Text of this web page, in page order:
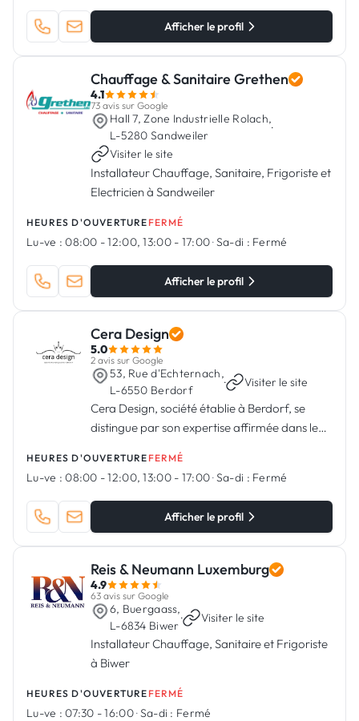
Afficher le profil
Chauffage & Sanitaire Grethen
4.1
73 avis sur Google
Hall 7, Zone Industrielle Rolach,
L-5280 Sandweiler
·
Visiter le site
Installateur Chauffage, Sanitaire, Frigoriste et
Electricien à Sandweiler
HEURES D'OUVERTURE FERMÉ
Lu-ve : 08:00 - 12:00, 13:00 - 17:00·Sa-di : Fermé
Afficher le profil
Cera Design
5.0
2 avis sur Google
53, Rue d'Echternach,
L-6550 Berdorf
· Visiter le site
Cera Design, société établie à Berdorf, se
distingue par son expertise affirmée dans le
de mosaïques, offrant également une gamme
complète de produits et de services dans le
secteur du revêtement
HEURES D'OUVERTURE FERMÉ
Lu-ve : 08:00 - 12:00, 13:00 - 17:00·Sa-di : Fermé
Afficher le profil
Reis & Neumann Luxemburg
4.9
63 avis sur Google
6, Buergaass,
L-6834 Biwer
· Visiter le site
Installateur Chauffage, Sanitaire et Frigoriste
à Biwer
HEURES D'OUVERTURE FERMÉ
Lu-ve : 07:30 - 16:00·Sa-di : Fermé